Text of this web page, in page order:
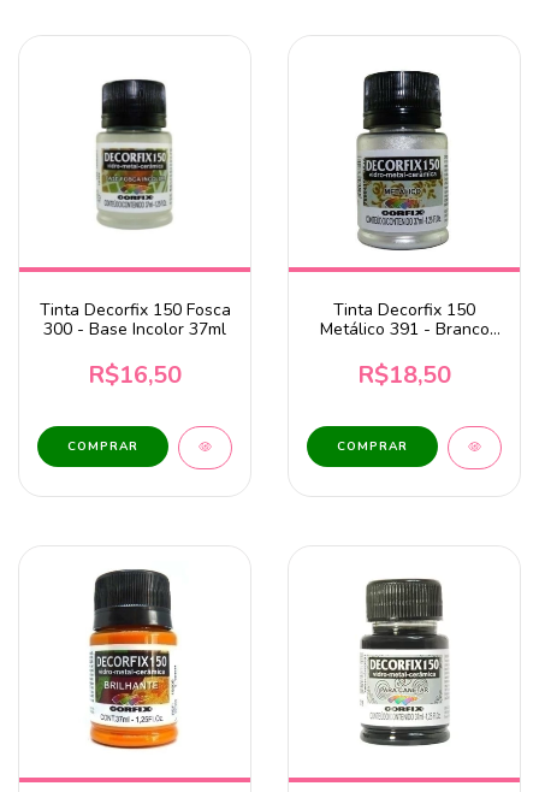
Tinta Decorfix 150 Fosca
300 - Base Incolor 37ml
R$16,50
Tinta Decorfix 150
Metálico 391 - Branco
R$18,50